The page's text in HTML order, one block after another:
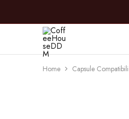
CoffeeHouseDDM
Caffè
a
Marano
Home Capsule Compatibili